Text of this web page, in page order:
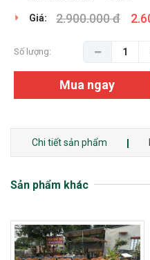
Giá: 2.900.000 đ
Số lượng:
Mua ngay
Chi tiết sản phẩm
Sản phẩm khác